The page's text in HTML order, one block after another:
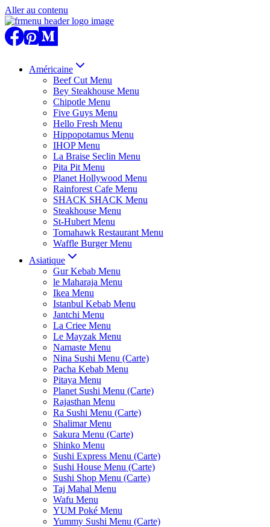
Aller au contenu
Américaine
Beef Cut Menu
Bey Steakhouse Menu
Chipotle Menu
Five Guys Menu
Hello Fresh Menu
Hippopotamus Menu
IHOP Menu
La Braise Seclin Menu
Pita Pit Menu
Planet Hollywood Menu
Rainforest Cafe Menu
SHACK SHACK Menu
Steakhouse Menu
St-Hubert Menu
Tomahawk Restaurant Menu
Waffle Burger Menu
Asiatique
Gur Kebab Menu
le Maharaja Menu
Ikea Menu
Istanbul Kebab Menu
Jantchi Menu
La Criee Menu
Le Mayzak Menu
Namaste Menu
Nina Sushi Menu (Carte)
Pacha Kebab Menu
Pitaya Menu
Planet Sushi Menu (Carte)
Rajasthan Menu
Ra Sushi Menu (Carte)
Shalimar Menu
Sakura Menu (Carte)
Shinko Menu
Sushi Express Menu (Carte)
Sushi House Menu (Carte)
Sushi Shop Menu (Carte)
Taj Mahal Menu
Wafu Menu
YUM Poké Menu
Yummy Sushi Menu (Carte)